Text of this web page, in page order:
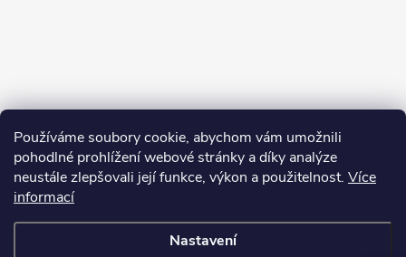
Používáme soubory cookie, abychom vám umožnili
pohodlné prohlížení webové stránky a díky analýze
neustále zlepšovali její funkce, výkon a použitelnost. Více
informací
Nastavení